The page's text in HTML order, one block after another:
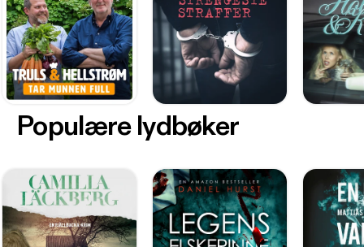
Populære lydbøker